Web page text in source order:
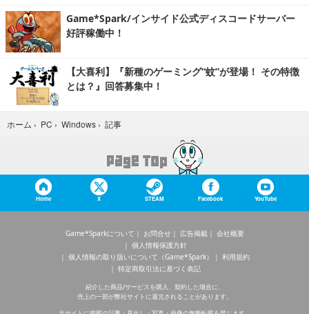
Game*Spark/インサイド公式ディスコードサーバー
好評稼働中！
【大喜利】『新種のゲーミング“蚊”が登場！ その特徴
とは？』回答募集中！
ホーム › PC › Windows › 記事
Home X STEAM Facebook YouTube
Game*Sparkについて お問合せ 広告掲載
会社概要
個人情報保護方針
個人情報の取り扱いについて（Game*Spark）
利用規約
特定商取引法に基づく表記
紹介した商品/サービスを購入、契約した場合に、
売上の一部が弊社サイトに還元されることがあります。